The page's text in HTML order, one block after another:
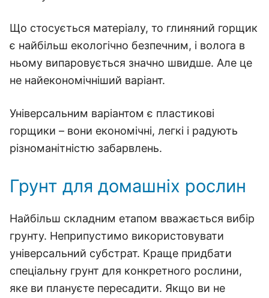
Що стосується матеріалу, то глиняний горщик
є найбільш екологічно безпечним, і волога в
ньому випаровується значно швидше. Але це
не найекономічніший варіант.
Універсальним варіантом є пластикові
горщики – вони економічні, легкі і радують
різноманітністю забарвлень.
Грунт для домашніх рослин
Найбільш складним етапом вважається вибір
грунту. Неприпустимо використовувати
універсальний субстрат. Краще придбати
спеціальну грунт для конкретного рослини,
яке ви плануєте пересадити. Якщо ви не